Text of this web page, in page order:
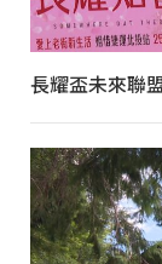
長耀盃未來聯